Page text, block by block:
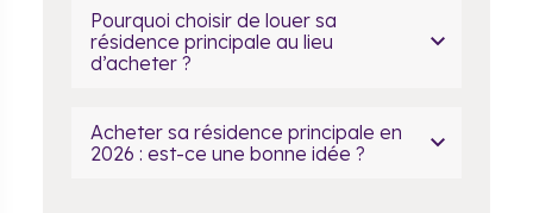
Pourquoi choisir de louer sa
résidence principale au lieu
d’acheter ?
Acheter sa résidence principale en
2026 : est-ce une bonne idée ?